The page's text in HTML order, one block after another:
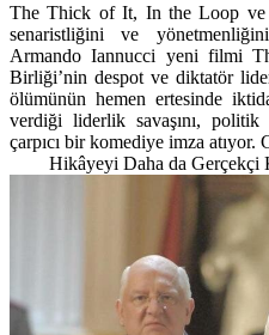
The Thick of It, In the Loop ve
senaristliğini ve
Armando Iannucci yeni filmi
Birliği’nin despot ve diktatör
ölümünün hemen ertesinde
verdiği liderlik savaşını,
çarpıcı bir komediye imza atıyor.
Hikâyeyi Daha da Gerçekçi